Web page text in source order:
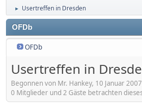
► Usertreffen in Dresden
OFDb
OFDb
Usertreffen in
Begonnen von Mr. Hankey, 10 Januar
0 Mitglieder und 2 Gäste betrachten